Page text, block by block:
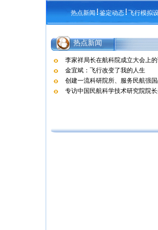
热点新闻 鉴定动态 飞行模拟
热点新闻
李家祥局长在航科院成立大会上
金宜斌：飞行改变了我的人生
创建一流科研院所、服务民航
专访中国民航科学技术研究院院